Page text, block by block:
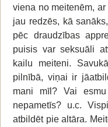
viena no meitenēm,
jau redzēs, kā
pēc draudzības
puisis var seksuāli
kailu meiteni.
pilnībā, viņai ir
mani mīl? Vai
nepametīs? u.c.
atbildēt pie altāra.